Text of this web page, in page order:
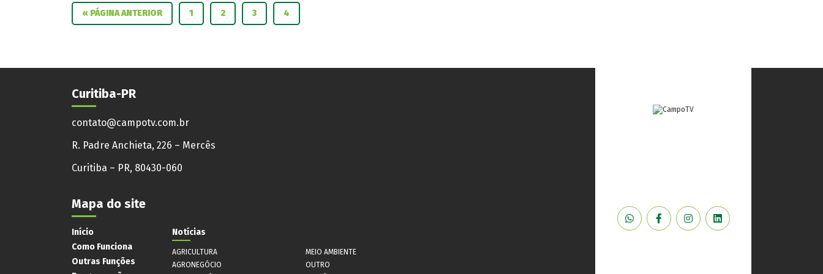
« PÁGINA ANTERIOR 1 2 3 4
Curitiba-PR
contato@campotv.com.br
R. Padre Anchieta, 226 – Mercês
Curitiba – PR, 80430-060
Mapa do site
Início
Como Funciona
Outras Funções
Notícias
AGRICULTURA
AGRONEGÓCIO
MEIO AMBIENTE
OUTRO